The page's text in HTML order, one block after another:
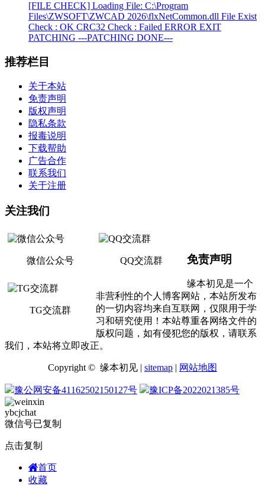
[FILE CHECK] Loading File: C:\Program
Files\ZWSOFT\ZWCAD 2026\flxNetCommon.dll File Exist
Check : OK CRC32 Check : Failed ERROR EXIT
PATCHING ---PATCHING DONE---
推荐栏目
关于本站
免责声明
版权声明
隐私条款
报毒说明
下载帮助
广告合作
联系我们
关于注册
关注我们
微信公众号 QQ交流群
TG交流群
免责声明
缘本初见是一个
非营利性的个人博客网站，本站所发布
的一切内容均来自互联网，仅限用于学
习和研究使用！本站尊重各网络文件的
版权问题，如有侵犯您的版权，请联系
我们，本站将立即改正。
Copyright © 缘本初见 | sitemap | 网站地图
豫公网安备41162502150127号 豫ICP备2022021385号
ybcjchat
微信号已复制
点击复制
首页
收藏